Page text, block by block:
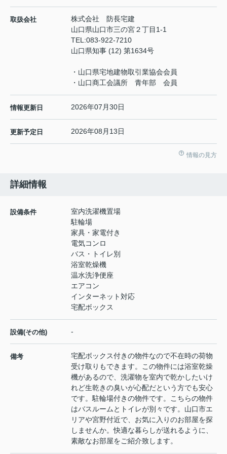
取扱会社
株式会社 防長宅建
山口県山口市三の宮２丁目1-1
TEL:083-922-7210
山口県知事 (12) 第1634号
・山口県宅地建物取引業協会会員
・山口商工会議所 青年部 会員
情報更新日 2026年07月30日
更新予定日 2026年08月13日
情報の見方
詳細情報
設備条件
室内洗濯機置場
駐輪場
家具・家電付き
電気コンロ
バス・トイレ別
浴室乾燥機
温水洗浄便座
エアコン
インターネット対応
宅配ボックス
設備(その他) -
備考
宅配ボックス付きの物件なので不在時の荷物
受け取りもできます。この物件には浴室乾燥
機があるので、洗濯物を室内で乾かしたいけ
れど生乾きの臭いが心配だという方でも安心
です。駐輪場付きの物件です。こちらの物件
はバスルームとトイレが別々です。山口市エ
リアや宮野付近で、お気に入りのお部屋を探
しませんか。快適な暮らしが送れるように、
素敵なお部屋をご紹介致します。